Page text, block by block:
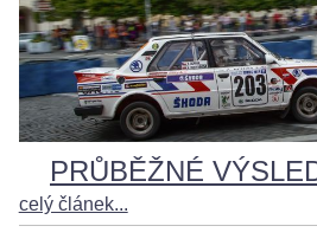
PRŮBĚŽNÉ
celý článek...